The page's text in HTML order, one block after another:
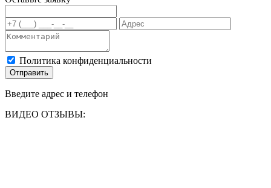
Политика конфиденциальности
Отправить
Введите адрес и телефон
ВИДЕО ОТЗЫВЫ: